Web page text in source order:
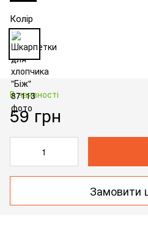
Колір
В наявності
59 грн
Замовити